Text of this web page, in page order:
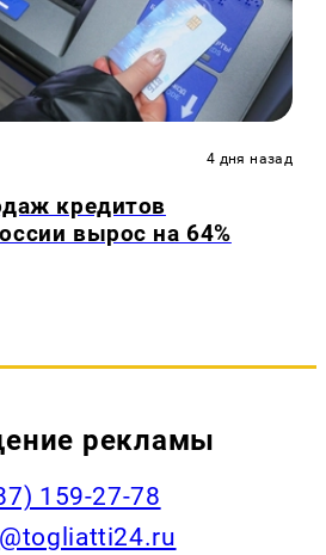
4 дня назад
кредитов
вырос на 64%
рекламы
159-27-78